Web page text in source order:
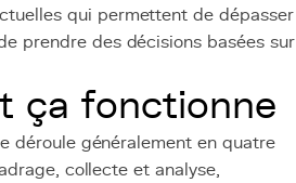
qui permettent de dépasser
prendre des décisions basées sur
ça fonctionne
déroule généralement en quatre
collecte et analyse,